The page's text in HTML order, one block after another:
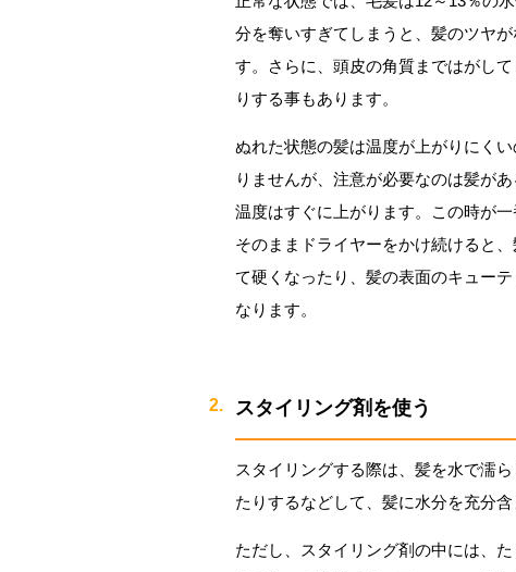
分を奪いすぎてしまうと、髪のツヤ
す。さらに、頭皮の角質まではがし
りする事もあります。
ぬれた状態の髪は温度が上がりにく
りませんが、注意が必要なのは髪が
温度はすぐに上がります。この時が
そのままドライヤーをかけ続けると
て硬くなったり、髪の表面のキュー
なります。
スタイリング剤を使う
スタイリングする際は、髪を水で濡
たりするなどして、髪に水分を充分
ただし、スタイリング剤の中には、